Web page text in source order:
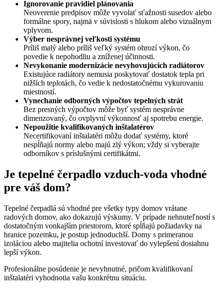
Ignorovanie pravidiel plánovania
Neoverenie predpisov môže vyvolať sťažnosti susedov alebo
formálne spory, najmä v súvislosti s hlukom alebo vizuálnym
vplyvom.
Výber nesprávnej veľkosti systému
Príliš malý alebo príliš veľký systém ohrozí výkon, čo
povedie k nepohodliu a zníženej účinnosti.
Nevykonanie modernizácie nevyhovujúcich radiátorov
Existujúce radiátory nemusia poskytovať dostatok tepla pri
nižších teplotách, čo vedie k nedostatočnému vykurovaniu
miestností.
Vynechanie odborných výpočtov tepelných strát
Bez presných výpočtov môže byť systém nesprávne
dimenzovaný, čo ovplyvní výkonnosť aj spotrebu energie.
Nepoužitie kvalifikovaných inštalatérov
Necertifikovaní inštalatéri môžu dodať systémy, ktoré
nespĺňajú normy alebo majú zlý výkon; vždy si vyberajte
odborníkov s príslušnými certifikátmi.
Je tepelné čerpadlo vzduch-voda vhodné
pre váš dom?
Tepelné čerpadlá sú vhodné pre všetky typy domov vrátane
radových domov, ako dokazujú výskumy. V prípade nehnuteľností s
dostatočným vonkajším priestorom, ktoré spĺňajú požiadavky na
hranice pozemku, je postup jednoduchší. Domy s primeranou
izoláciou alebo majitelia ochotní investovať do vylepšení dosiahnu
lepší výkon.
Profesionálne posúdenie je nevyhnutné, pričom kvalifikovaní
inštalatéri vyhodnotia vašu konkrétnu situáciu.